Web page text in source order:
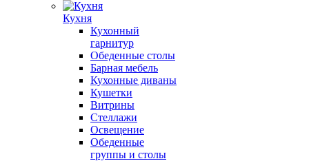
Кухня
Кухонный
гарнитур
Обеденные столы
Барная мебель
Кухонные диваны
Кушетки
Витрины
Стеллажи
Освещение
Обеденные
группы и столы